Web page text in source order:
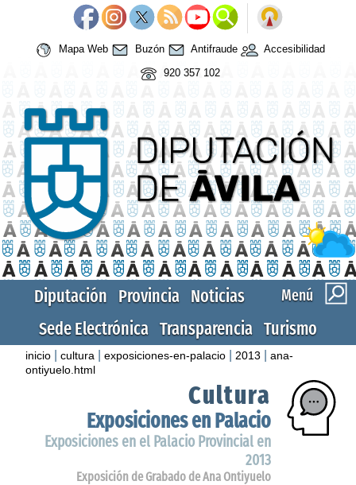
Mapa Web Buzón Antifraude
Accesibilidad
920 357 102
Menú
Diputación Provincia Noticias
Sede Electrónica Transparencia Turismo
inicio |cultura |exposiciones-en-palacio 2013 |ana-
ontiyuelo.html
Cultura
Exposiciones en Palacio
Exposiciones en el Palacio Provincial en
2013
Exposición de Grabado de Ana Ontiyuelo